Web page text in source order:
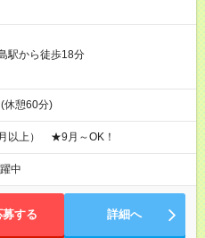
駅から徒歩18分
休憩60分)
以上） ★9月～OK！
中
募する 詳細へ